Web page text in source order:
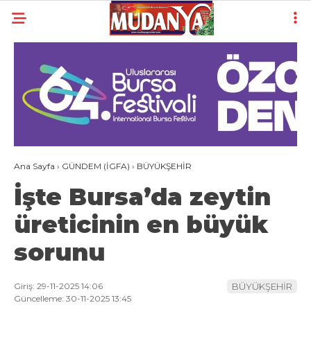
20°
BURSA
YAZARLAR
YEREL
SİYASET
ÖZEL HABER
EKONOMİ
AKTÜEL
Ana Sayfa › GÜNDEM (İGFA) › BÜYÜKŞEHİR
İşte Bursa’da zeytin
üreticinin en büyük
sorunu
Giriş: 29-11-2025 14:06
Güncelleme: 30-11-2025 13:45
BÜYÜKŞEHİR